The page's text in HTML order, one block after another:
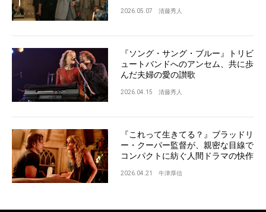
2026.05.07 清藤秀人
『ソング・サング・ブルー』トリビ
ュートバンドへのアンセム、共に歩
んだ夫婦の愛の讃歌
2026.04.15 清藤秀人
『これって生きてる？』ブラッドリ
ー・クーパー監督が、親密な目線で
コンパクトに紡ぐ人間ドラマの快作
2026.04.21 牛津厚信